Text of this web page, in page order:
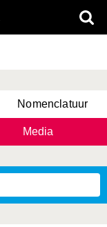
Nomenclatuur
Media